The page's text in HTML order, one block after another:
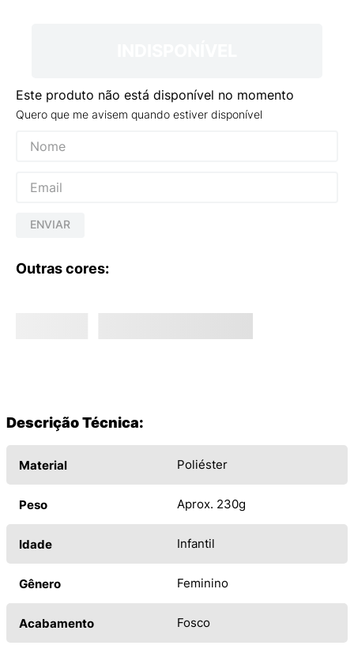
Este produto não está disponível no momento
Quero que me avisem quando estiver disponível
ENVIAR
Outras cores:
Descrição Técnica:
Material Poliéster
Peso Aprox. 230g
Idade Infantil
Gênero Feminino
Acabamento Fosco